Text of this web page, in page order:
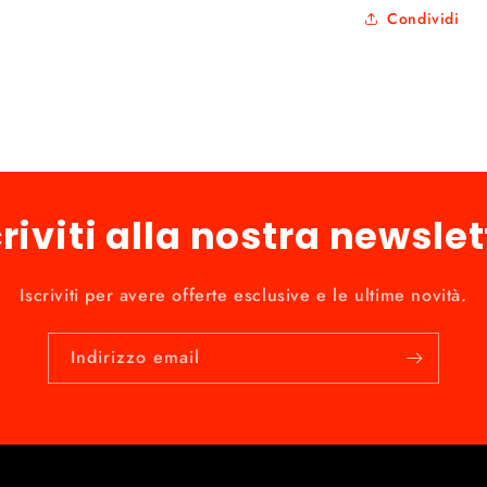
Condividi
alla nostra
Iscriviti per avere offerte esclusive e le ultime novità.
Indirizzo email